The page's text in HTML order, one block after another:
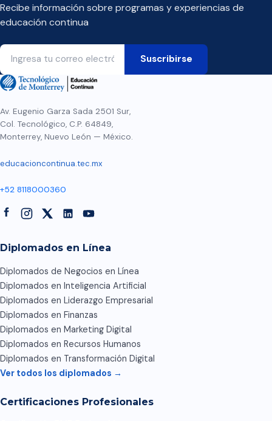
Recibe información sobre programas y experiencias de
educación continua
Av. Eugenio Garza Sada 2501 Sur,
Col. Tecnológico, C.P. 64849,
Monterrey, Nuevo León — México.
educacioncontinua.tec.mx
+52 8118000360
Diplomados en Línea
Diplomados de Negocios en Línea
Diplomados en Inteligencia Artificial
Diplomados en Liderazgo Empresarial
Diplomados en Finanzas
Diplomados en Marketing Digital
Diplomados en Recursos Humanos
Diplomados en Transformación Digital
Ver todos los diplomados →
Certificaciones Profesionales